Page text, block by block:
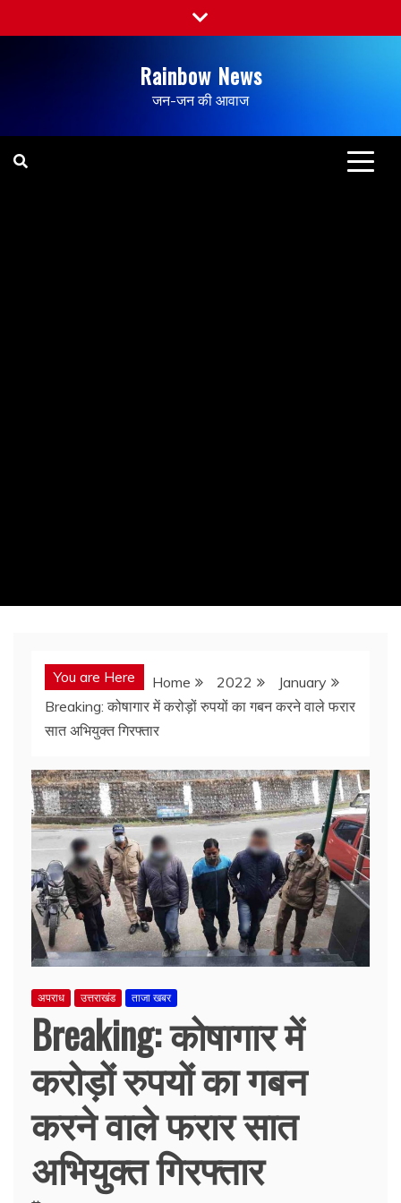
Rainbow News
जन-जन की आवाज
You are Here Home 2022
January
Breaking: कोषागार में करोड़ों रुपयों का गबन करने वाले फरार
सात अभियुक्त गिरफ्तार
अपराध उत्तराखंड ताजा खबर
Breaking: कोषागार में
करोड़ों रुपयों का गबन
करने वाले फरार सात
अभियुक्त गिरफ्तार